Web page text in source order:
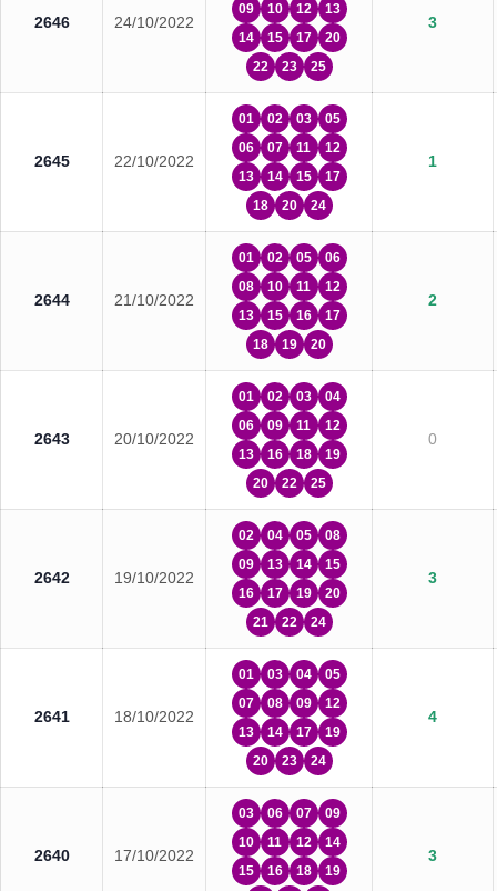
2646 24/10/2022
09
10 12
13
14
15 17
20
22
23 25
3
2645 22/10/2022
01 02 03
05
06
07 11
12
13
14 15
17
18
20 24
1
2644 21/10/2022
01 02 05
06
08
10 11
12
13
15 16
17
18
19 20
2
2643 20/10/2022
01 02 03
04
06
09 11
12
13
16 18
19
20
22 25
0
2642 19/10/2022
02 04 05
08
09
13 14
15
16
17 19
20
21
22 24
3
2641 18/10/2022
01 03 04
05
07
08 09
12
13
14 17
19
20
23 24
4
2640 17/10/2022
03 06 07
09
10
11 12
14
15
16 18
19
3